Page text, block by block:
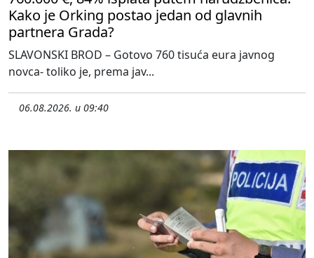
Kako je Orking postao jedan od glavnih
partnera Grada?
SLAVONSKI BROD – Gotovo 760 tisuća eura javnog
novca- toliko je, prema jav...
06.08.2026. u 09:40